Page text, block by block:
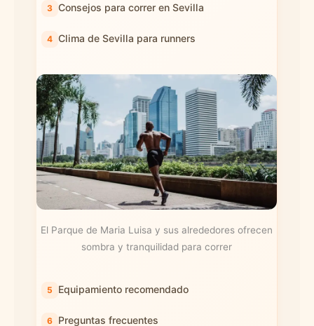
Consejos para correr en Sevilla
Clima de Sevilla para runners
El Parque de Maria Luisa y sus alrededores ofrecen
sombra y tranquilidad para correr
Equipamiento recomendado
Preguntas frecuentes